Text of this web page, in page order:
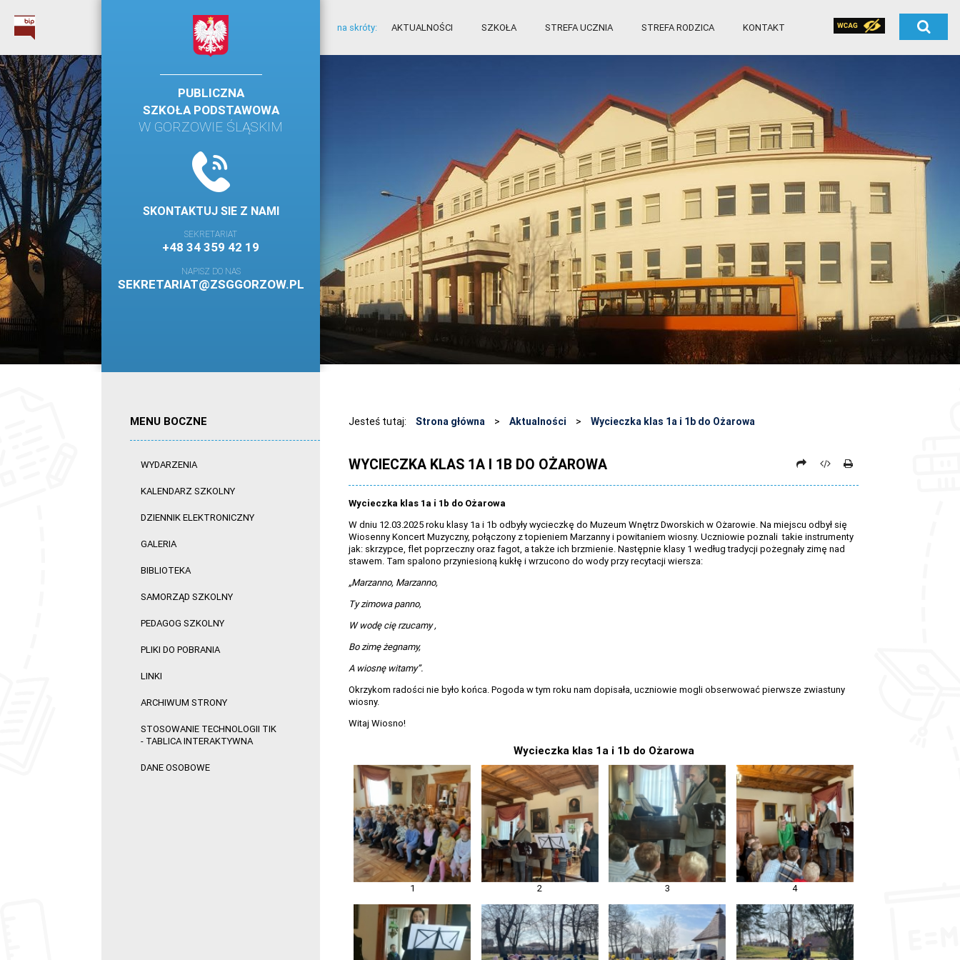
na skróty: AKTUALNOŚCI SZKOŁA STREFA UCZNIA STREFA RODZICA KONTAKT
PUBLICZNA
SZKOŁA PODSTAWOWA
W GORZOWIE ŚLĄSKIM
SKONTAKTUJ SIE Z NAMI
SEKRETARIAT
+48 34 359 42 19
NAPISZ DO NAS
SEKRETARIAT@ZSGGORZOW.PL
MENU BOCZNE
WYDARZENIA
KALENDARZ SZKOLNY
DZIENNIK ELEKTRONICZNY
GALERIA
BIBLIOTEKA
SAMORZĄD SZKOLNY
PEDAGOG SZKOLNY
PLIKI DO POBRANIA
LINKI
ARCHIWUM STRONY
STOSOWANIE TECHNOLOGII TIK
- TABLICA INTERAKTYWNA
DANE OSOBOWE
Jesteś tutaj: Strona główna > Aktualności > Wycieczka klas 1a i 1b do Ożarowa
WYCIECZKA KLAS 1A I 1B DO OŻAROWA
Wycieczka klas 1a i 1b do Ożarowa
W dniu 12.03.2025 roku klasy 1a i 1b odbyły wycieczkę do Muzeum Wnętrz Dworskich w Ożarowie. Na miejscu odbył się
Wiosenny Koncert Muzyczny, połączony z topieniem Marzanny i powitaniem wiosny. Uczniowie poznali takie instrumenty
jak: skrzypce, flet poprzeczny oraz fagot, a także ich brzmienie. Następnie klasy 1 według tradycji pożegnały zimę nad
stawem. Tam spalono przyniesioną kukłę i wrzucono do wody przy recytacji wiersza:
„Marzanno, Marzanno,
Ty zimowa panno,
W wodę cię rzucamy ,
Bo zimę żegnamy,
A wiosnę witamy”.
Okrzykom radości nie było końca. Pogoda w tym roku nam dopisała, uczniowie mogli obserwować pierwsze zwiastuny
wiosny.
Witaj Wiosno!
Wycieczka klas 1a i 1b do Ożarowa
1 2 3 4